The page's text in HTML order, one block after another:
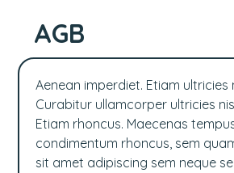
AGB
Aenean imperdiet. Etiam ultricies
Curabitur ullamcorper ultricies
Etiam rhoncus. Maecenas
condimentum rhoncus, sem
sit amet adipiscing sem neque